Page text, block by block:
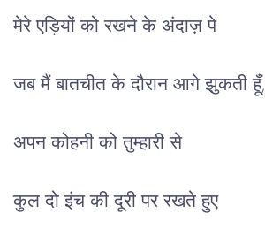
मेरे एड़ियों को रखने के अंदाज़ पे
जब मैं बातचीत के दौरान आगे झुकती हूँ,
अपन कोहनी को तुम्हारी से
कुल दो इंच की दूरी पर रखते हुए